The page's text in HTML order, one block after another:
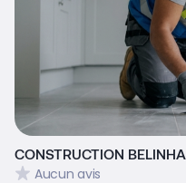
CONSTRUCTION BELINHA
Aucun avis